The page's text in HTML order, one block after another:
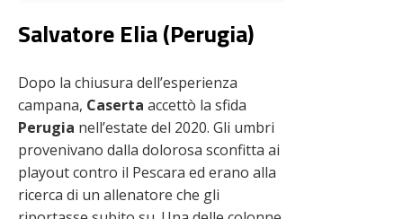
Salvatore Elia (Perugia)
Dopo la chiusura dell’esperienza
campana, Caserta accettò la sfida
Perugia nell’estate del 2020. Gli umbri
provenivano dalla dolorosa sconfitta ai
playout contro il Pescara ed erano alla
ricerca di un allenatore che gli